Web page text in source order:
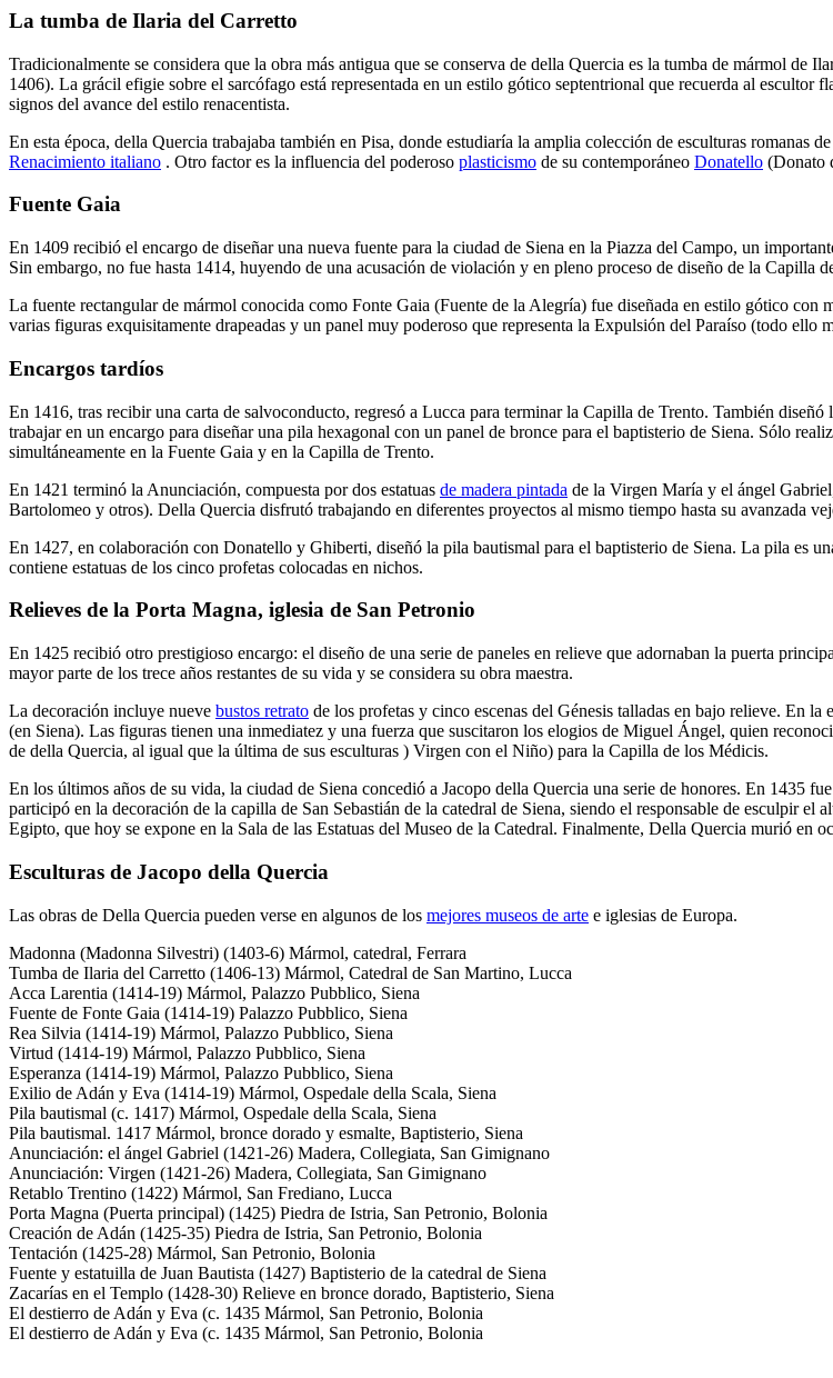
La tumba de Ilaria del Carretto
Tradicionalmente se considera que la obra más antigua que se conserva de della Quercia es la tumba de mármol de
1406). La grácil efigie sobre el sarcófago está representada en un estilo gótico septentrional que recuerda al escultor
signos del avance del estilo renacentista.
En esta época, della Quercia trabajaba también en Pisa, donde estudiaría la amplia colección de esculturas romanas
Renacimiento italiano . Otro factor es la influencia del poderoso plasticismo de su contemporáneo Donatello (Donato
Fuente Gaia
En 1409 recibió el encargo de diseñar una nueva fuente para la ciudad de Siena en la Piazza del Campo, un
Sin embargo, no fue hasta 1414, huyendo de una acusación de violación y en pleno proceso de diseño de la
La fuente rectangular de mármol conocida como Fonte Gaia (Fuente de la Alegría) fue diseñada en estilo gótico con
varias figuras exquisitamente drapeadas y un panel muy poderoso que representa la Expulsión del Paraíso (todo ello
Encargos tardíos
En 1416, tras recibir una carta de salvoconducto, regresó a Lucca para terminar la Capilla de Trento. También
trabajar en un encargo para diseñar una pila hexagonal con un panel de bronce para el baptisterio de Siena. Sólo
simultáneamente en la Fuente Gaia y en la Capilla de Trento.
En 1421 terminó la Anunciación, compuesta por dos estatuas de madera pintada de la Virgen María y el ángel
Bartolomeo y otros). Della Quercia disfrutó trabajando en diferentes proyectos al mismo tiempo hasta su avanzada
En 1427, en colaboración con Donatello y Ghiberti, diseñó la pila bautismal para el baptisterio de Siena. La pila es
contiene estatuas de los cinco profetas colocadas en nichos.
Relieves de la Porta Magna, iglesia de San Petronio
En 1425 recibió otro prestigioso encargo: el diseño de una serie de paneles en relieve que adornaban la puerta
mayor parte de los trece años restantes de su vida y se considera su obra maestra.
La decoración incluye nueve bustos retrato de los profetas y cinco escenas del Génesis talladas en bajo relieve. En
(en Siena). Las figuras tienen una inmediatez y una fuerza que suscitaron los elogios de Miguel Ángel, quien
de della Quercia, al igual que la última de sus esculturas ) Virgen con el Niño) para la Capilla de los Médicis.
En los últimos años de su vida, la ciudad de Siena concedió a Jacopo della Quercia una serie de honores. En 1435
participó en la decoración de la capilla de San Sebastián de la catedral de Siena, siendo el responsable de esculpir
Egipto, que hoy se expone en la Sala de las Estatuas del Museo de la Catedral. Finalmente, Della Quercia murió en
Esculturas de Jacopo della Quercia
Las obras de Della Quercia pueden verse en algunos de los mejores museos de arte e iglesias de Europa.
Madonna (Madonna Silvestri) (1403-6) Mármol, catedral, Ferrara
Tumba de Ilaria del Carretto (1406-13) Mármol, Catedral de San Martino, Lucca
Acca Larentia (1414-19) Mármol, Palazzo Pubblico, Siena
Fuente de Fonte Gaia (1414-19) Palazzo Pubblico, Siena
Rea Silvia (1414-19) Mármol, Palazzo Pubblico, Siena
Virtud (1414-19) Mármol, Palazzo Pubblico, Siena
Esperanza (1414-19) Mármol, Palazzo Pubblico, Siena
Exilio de Adán y Eva (1414-19) Mármol, Ospedale della Scala, Siena
Pila bautismal (c. 1417) Mármol, Ospedale della Scala, Siena
Pila bautismal. 1417 Mármol, bronce dorado y esmalte, Baptisterio, Siena
Anunciación: el ángel Gabriel (1421-26) Madera, Collegiata, San Gimignano
Anunciación: Virgen (1421-26) Madera, Collegiata, San Gimignano
Retablo Trentino (1422) Mármol, San Frediano, Lucca
Porta Magna (Puerta principal) (1425) Piedra de Istria, San Petronio, Bolonia
Creación de Adán (1425-35) Piedra de Istria, San Petronio, Bolonia
Tentación (1425-28) Mármol, San Petronio, Bolonia
Fuente y estatuilla de Juan Bautista (1427) Baptisterio de la catedral de Siena
Zacarías en el Templo (1428-30) Relieve en bronce dorado, Baptisterio, Siena
El destierro de Adán y Eva (c. 1435 Mármol, San Petronio, Bolonia
El destierro de Adán y Eva (c. 1435 Mármol, San Petronio, Bolonia